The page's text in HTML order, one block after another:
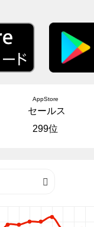
AppStore
セールス
299位